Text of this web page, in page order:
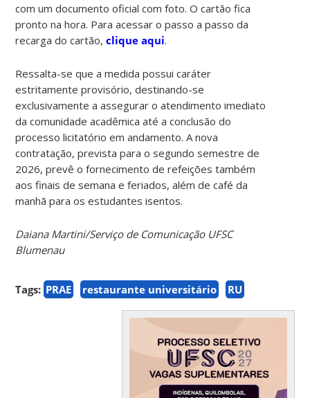
com um documento oficial com foto. O cartão fica
pronto na hora. Para acessar o passo a passo da
recarga do cartão,clique aqui.
Ressalta-se que a medida possui caráter
estritamente provisório, destinando-se
exclusivamente a assegurar o atendimento imediato
da comunidade acadêmica até a conclusão do
processo licitatório em andamento. A nova
contratação, prevista para o segundo semestre de
2026, prevê o fornecimento de refeições também
aos finais de semana e feriados, além de café da
manhã para os estudantes isentos.
Daiana Martini/Serviço de Comunicação UFSC
Blumenau
Tags: PRAE restaurante universitário RU